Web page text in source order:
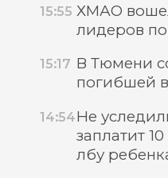
15:55 ХМАО
лидеров
15:17 В Тюмени
погибшей
14:54Не
заплатит
лбу